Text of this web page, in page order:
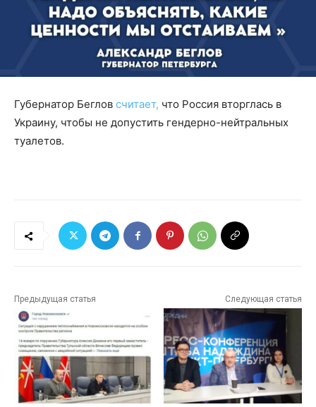
Губернатор Беглов считает, что Россия вторглась в
Украину, чтобы не допустить гендерно-нейтральных
туалетов.
Предыдущая статья Следующая статья